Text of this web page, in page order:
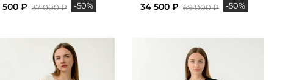
500 ₽ 37 000 ₽ -50% 34 500 ₽ 69 000 ₽ -50%